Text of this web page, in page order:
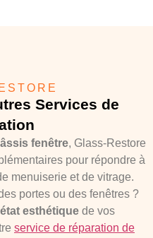
Services de
fenêtre, Glass-Restore
pour répondre à
menuiserie et de vitrage.
portes ou des fenêtres ?
esthétiquede vos
service de réparation de